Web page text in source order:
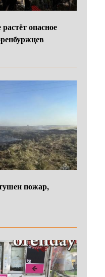
опасное
пожар,